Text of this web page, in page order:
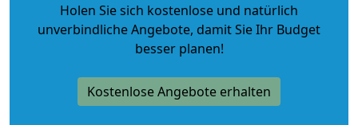
Holen Sie sich kostenlose und natürlich
unverbindliche Angebote, damit Sie Ihr Budget
besser planen!
Kostenlose Angebote erhalten